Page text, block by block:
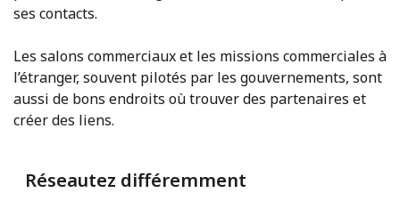
ses contacts.
Les salons commerciaux et les missions commerciales à
l’étranger, souvent pilotés par les gouvernements, sont
aussi de bons endroits où trouver des partenaires et
créer des liens.
Réseautez différemment